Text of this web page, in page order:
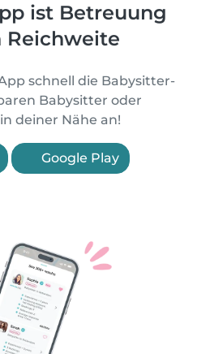
ist Betreuung
Reichweite
schnell die Babysitter-
Babysitter oder
deiner Nähe an!
Google Play